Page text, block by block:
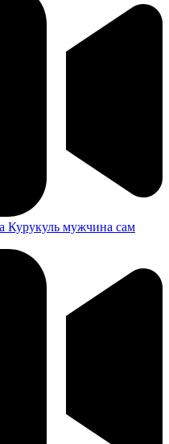
Курукуль мужчина сам